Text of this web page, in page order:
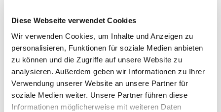
Diese Webseite verwendet Cookies
Wir verwenden Cookies, um Inhalte und Anzeigen zu
personalisieren, Funktionen für soziale Medien anbieten
zu können und die Zugriffe auf unsere Website zu
analysieren. Außerdem geben wir Informationen zu Ihrer
Verwendung unserer Website an unsere Partner für
soziale Medien weiter. Unsere Partner führen diese
Informationen möglicherweise mit weiteren Daten
grobishteto
22.05.2026, 22:53
Das verstehe ich nicht! -Amafan
22.05.2026, 11:52
Das verstehe ich nicht!-
,22.05.2026, 12:19
Consti,
22.05.2026, 12:59